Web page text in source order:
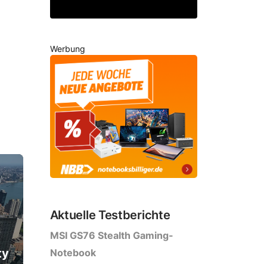
Werbung
Aktuelle Testberichte
MSI GS76 Stealth Gaming-
Notebook